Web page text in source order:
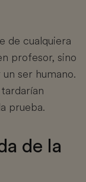
de cualquiera
profesor, sino
ser humano.
prueba.
de la